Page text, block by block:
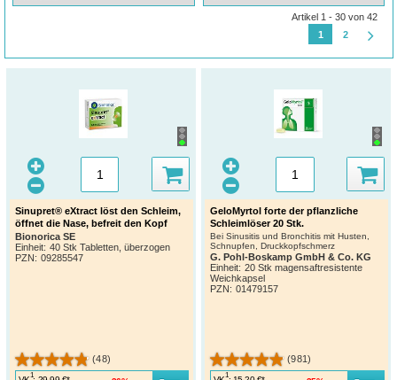
Artikel 1 - 30 von 42
1
2
Sinupret® eXtract löst den Schleim,
öffnet die Nase, befreit den Kopf
Bionorica SE
Einheit: 40 Stk Tabletten, überzogen
PZN : 09285547
(48)
1
GeloMyrtol forte der pflanzliche
Schleimlöser 20 Stk.
Bei Sinusitis und Bronchitis mit Husten,
Schnupfen, Druckkopfschmerz
G. Pohl-Boskamp GmbH & Co. KG
Einheit: 20 Stk magensaftresistente
Weichkapsel
PZN : 01479157
(981)
1